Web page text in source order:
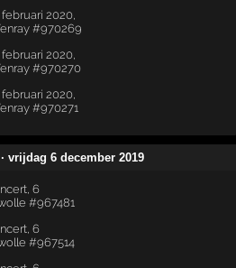
· vrijdag 6 december 2019